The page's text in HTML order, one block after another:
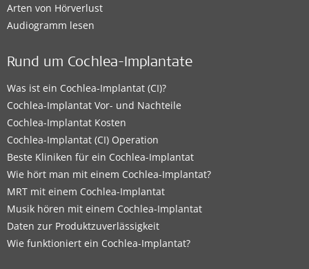
Arten von Hörverlust
Audiogramm lesen
Rund um Cochlea-Implantate
Was ist ein Cochlea-Implantat (CI)?
Cochlea-Implantat Vor- und Nachteile
Cochlea-Implantat Kosten
Cochlea-Implantat (CI) Operation
Beste Kliniken für ein Cochlea-Implantat
Wie hört man mit einem Cochlea-Implantat?
MRT mit einem Cochlea-Implantat
Musik hören mit einem Cochlea-Implantat
Daten zur Produktzuverlässigkeit
Wie funktioniert ein Cochlea-Implantat?